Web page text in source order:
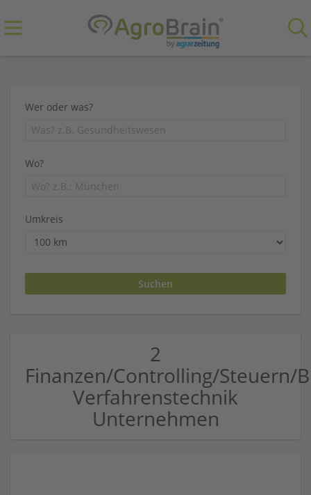
Wer oder was?
Wo?
Umkreis
2
Finanzen/Controlling/Steuern/
Verfahrenstechnik
Unternehmen